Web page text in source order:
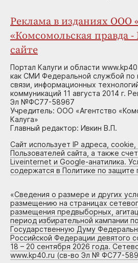
Реклама в изданиях ООО
«Комсомольская правда -
сайте
Портал Калуги и области
как СМИ Федеральной службой по
связи, информационных
коммуникаций 11 августа 2014 г.
Эл №ФС77-58967
Учредитель: ООО «Агентство
Калуга»
Главный редактор: Ивкин В.П.
Сайт использует IP адреса,
Пользователей сайта, а также
Liveinternet и Google-анатилика.
содержатся в Политике по защите
«Сведения о размере и других
размещению на страницах
размещения предвыборных,
период избирательной кампании
Государственную Думу
Российской Федерации девятого
18 – 20 сентября 2026 года.
www.kp40.ru (св-во Эл № ФС77-